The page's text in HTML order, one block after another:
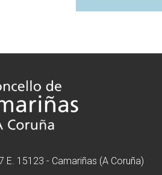
E. 15123 - Camariñas (A Coruña)